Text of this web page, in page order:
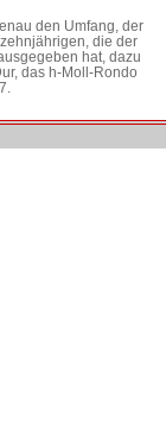
den Umfang, der
die der
hat, dazu
das h-Moll-Rondo